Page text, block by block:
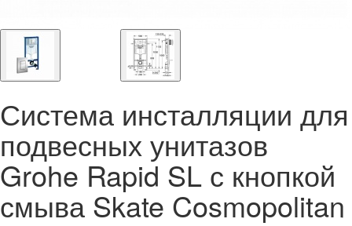
Система инсталляции для
подвесных унитазов
Grohe Rapid SL с кнопкой
смыва Skate Cosmopolitan